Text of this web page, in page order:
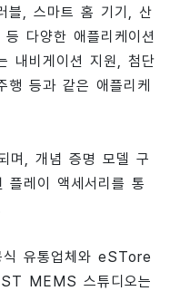
블, 스마트 홈 기기, 산
다양한 애플리케이션
내비게이션 지원, 첨단
등과 같은 애플리케
며, 개념 증명 모델 구
레이 액세서리를 통
유통업체와 eSTore
MEMS 스튜디오는